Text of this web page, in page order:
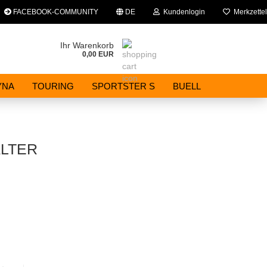
FACEBOOK-COMMUNITY DE Kundenlogin Merkzettel
Ihr Warenkorb
0,00 EUR
TOURING SPORTSTER S BUELL